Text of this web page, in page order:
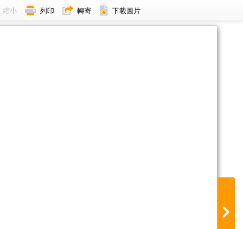
縮小 列印 轉寄 下載圖片